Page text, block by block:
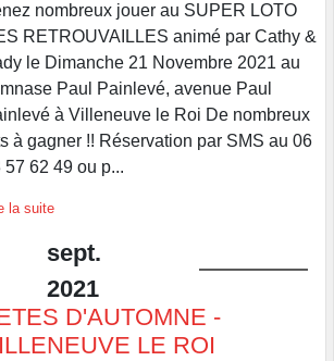
nombreux jouer au SUPER LOTO
RETROUVAILLES animé par Cathy &
le Dimanche 21 Novembre 2021 au
Paul Painlevé, avenue Paul
à Villeneuve le Roi De nombreux
à gagner !! Réservation par SMS au 06
57 62 49 ou p...
la suite
sept.
2021
D'AUTOMNE -
LE ROI